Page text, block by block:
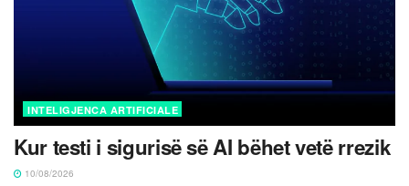
INTELIGJENCA ARTIFICIALE
Kur testi i sigurisë së AI bëhet vetë rrezik
10/08/2026